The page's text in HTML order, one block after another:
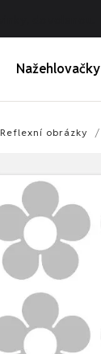
Nažehlovačky
Reflexní obrázky